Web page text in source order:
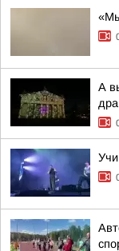
А